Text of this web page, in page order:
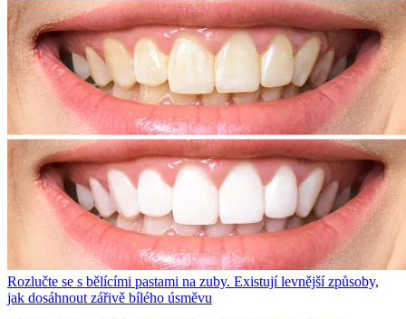
Rozlučte se s bělícími pastami na zuby. Existují levnější způsoby,
jak dosáhnout zářivě bílého úsměvu